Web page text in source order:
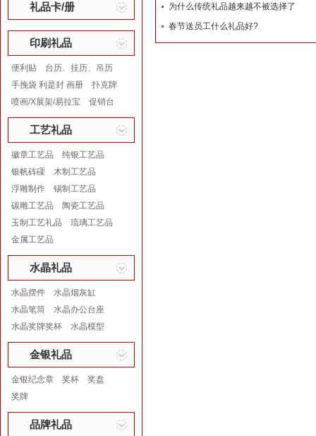
礼品卡/册
印刷礼品
便利贴
台历、挂历、吊历
手挽袋 利是封 画册
扑克牌
喷画/X展架/易拉宝
促销台
工艺礼品
徽章工艺品
纯银工艺品
银帆砗磲
木制工艺品
浮雕制作
锡制工艺品
碳雕工艺品
陶瓷工艺品
玉制工艺礼品
琉璃工艺品
金属工艺品
水晶礼品
水晶摆件
水晶烟灰缸
水晶笔筒
水晶办公台座
水晶奖牌奖杯
水晶模型
金银礼品
金银纪念章 奖杯
奖盘
奖牌
品牌礼品
为什么传统礼品越来越不被选择了
春节送员工什么礼品好?